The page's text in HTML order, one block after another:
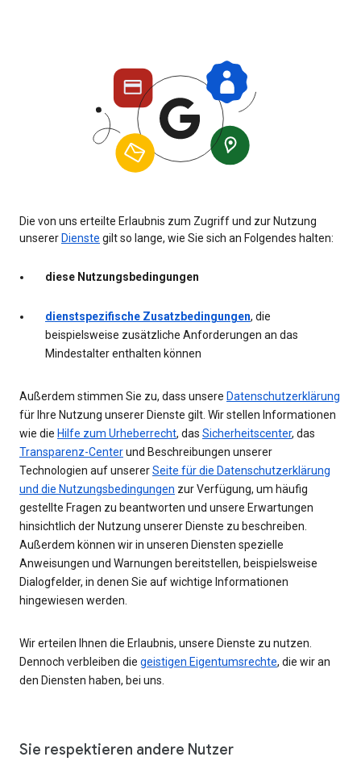
Die von uns erteilte Erlaubnis zum Zugriff und zur Nutzung
unsererDienste gilt so lange, wie Sie sich an Folgendes halten:
diese Nutzungsbedingungen
dienstspezifische Zusatzbedingungen, die
beispielsweise zusätzliche Anforderungen an das
Mindestalter enthalten können
Außerdem stimmen Sie zu, dass unsere Datenschutzerklärung
für Ihre Nutzung unserer Dienste gilt. Wir stellen Informationen
wie die Hilfe zum Urheberrecht, das Sicherheitscenter, das
Transparenz-Centerund Beschreibungen unserer
Technologien auf unsererSeite für die Datenschutzerklärung
und die Nutzungsbedingungen zur Verfügung, um häufig
gestellte Fragen zu beantworten und unsere Erwartungen
hinsichtlich der Nutzung unserer Dienste zu beschreiben.
Außerdem können wir in unseren Diensten spezielle
Anweisungen und Warnungen bereitstellen, beispielsweise
Dialogfelder, in denen Sie auf wichtige Informationen
hingewiesen werden.
Wir erteilen Ihnen die Erlaubnis, unsere Dienste zu nutzen.
Dennoch verbleiben die geistigen Eigentumsrechte, die wir an
den Diensten haben, bei uns.
Sie respektieren andere Nutzer